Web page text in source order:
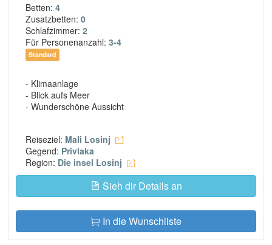
Betten: 4
Zusatzbetten: 0
Schlafzimmer: 2
Für Personenanzahl: 3-4
Standard
- Klimaanlage
- Blick aufs Meer
- Wunderschöne Aussicht
Reiseziel: Mali Losinj
Gegend: Privlaka
Region: Die insel Losinj
Sieh dir Details an
In die Wunschliste